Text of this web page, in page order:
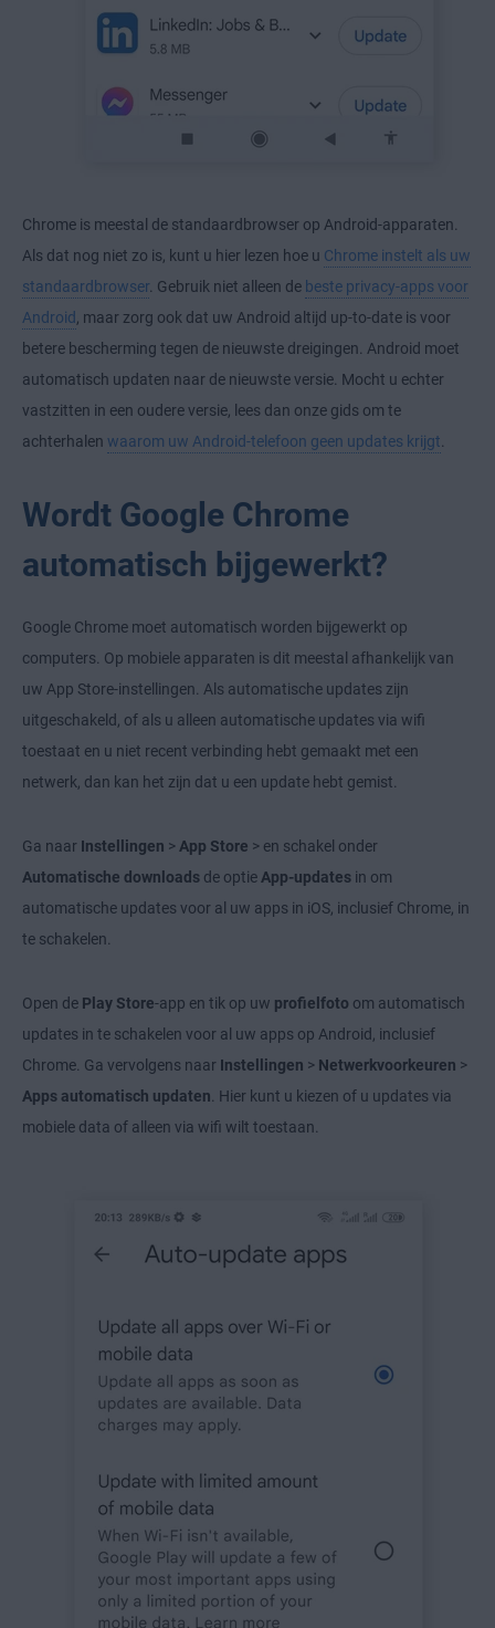
Chrome is meestal de standaardbrowser op Android-apparaten.
Als dat nog niet zo is, kunt u hier lezen hoe u Chrome instelt als uw
standaardbrowser . Gebruik niet alleen de beste privacy-apps voor
Android
, maar zorg ook dat uw Android altijd up-to-date is voor
betere bescherming tegen de nieuwste dreigingen. Android moet
automatisch updaten naar de nieuwste versie. Mocht u echter
vastzitten in een oudere versie, lees dan onze gids om te
achterhalen waarom uw Android-telefoon geen updates krijgt
Wordt Google Chrome
automatisch bijgewerkt?
Google Chrome moet automatisch worden bijgewerkt op
computers. Op mobiele apparaten is dit meestal afhankelijk van
uw App Store-instellingen. Als automatische updates zijn
uitgeschakeld, of als u alleen automatische updates via wifi
toestaat en u niet recent verbinding hebt gemaakt met een
netwerk, dan kan het zijn dat u een update hebt gemist.
Ga naar Instellingen > App Store > en schakel onder
Automatische downloads de optie App-updates in om
automatische updates voor al uw apps in iOS, inclusief Chrome, in
te schakelen.
Open de Play Store-app en tik op uw profielfoto om automatisch
updates in te schakelen voor al uw apps op Android, inclusief
Chrome. Ga vervolgens naar Instellingen > Netwerkvoorkeuren >
Apps automatisch updaten . Hier kunt u kiezen of u updates via
mobiele data of alleen via wifi wilt toestaan.